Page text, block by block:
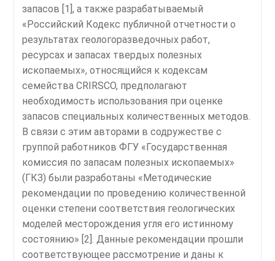
запасов [1], а также разрабатываемый
«Российский Кодекс публичной отчетности о
результатах геологоразведочных работ,
ресурсах и запасах твердых полезных
ископаемых», относящийся к кодексам
семейства CRIRSCO, предполагают
необходимость использования при оценке
запасов специальных количественных методов.
В связи с этим авторами в содружестве с
группой работников ФГУ «Государственная
комиссия по запасам полезных ископаемых»
(ГКЗ) были разработаны «Методические
рекомендации по проведению количественной
оценки степени соответствия геологических
моделей месторождения угля его истинному
состоянию» [2]. Данные рекомендации прошли
соответствующее рассмотрение и даны к